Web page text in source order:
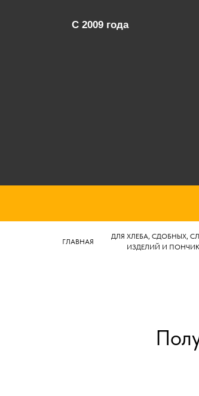
C 2009 года
ДЛЯ ХЛЕБА, СДОБНЫХ,
ИЗДЕЛИЙ И
ГЛАВНАЯ